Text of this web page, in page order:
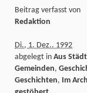
Beitrag verfasst von
Redaktion
Di., 1. Dez.. 1992
abgelegt in Aus
Gemeinden,
Geschichten, Im